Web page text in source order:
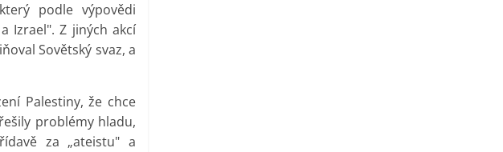
podle výpovědi
Izrael". Z jiných akcí
Sovětský svaz, a
Palestiny, že chce
problémy hladu,
za „ateistu" a